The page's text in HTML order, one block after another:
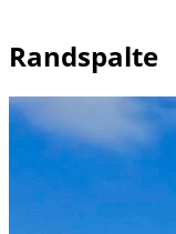
Randspalte